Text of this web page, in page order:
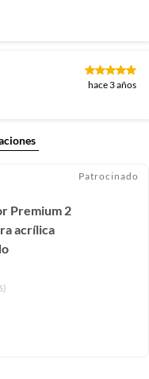
hace 3 años
Premium 2
acrílica
Patrocinado